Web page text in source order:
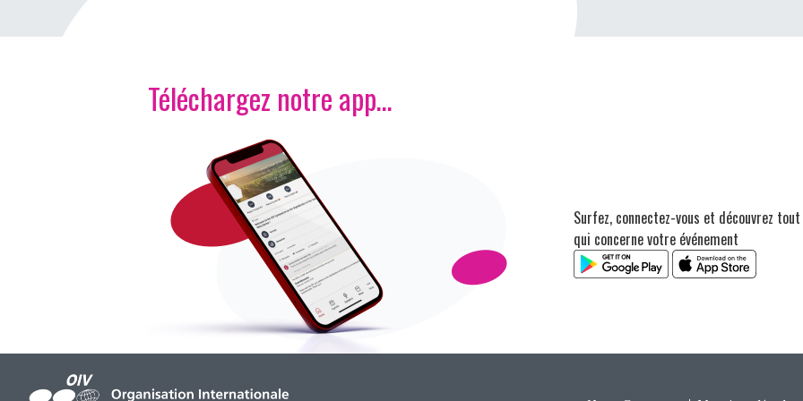
Téléchargez notre app…
Surfez, connectez-vous et découvrez
qui concerne votre événement